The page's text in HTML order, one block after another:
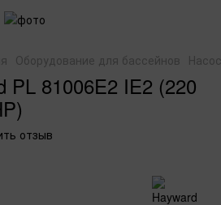
Оборудование для бассейнов
PL 81006E2 IE2 (220
отзыв